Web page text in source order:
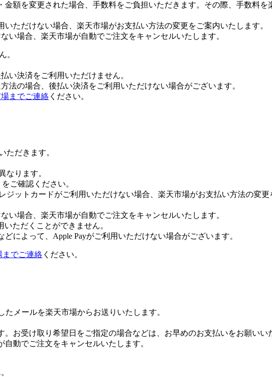
額を変更された場合、手数料をご負担いただきます。その際、手数料
ただけない場合、楽天市場がお支払い方法の変更をご案内いたします。
い場合、楽天市場が自動でご注文をキャンセルいたします。
。
い決済をご利用いただけません。
の場合、後払い決済をご利用いただけない場合がございます。
までご連絡 ください。
ただきます。
なります。
ご確認ください。
ジットカードがご利用いただけない場合、楽天市場がお支払い方法の変
い場合、楽天市場が自動でご注文をキャンセルいたします。
いただくことができません。
によって、Apple Payがご利用いただけない場合がございます。
までご連絡 ください。
メールを楽天市場からお送りいたします。
お受け取り希望日をご指定の場合などは、お早めのお支払いをお願いい
動でご注文をキャンセルいたします。